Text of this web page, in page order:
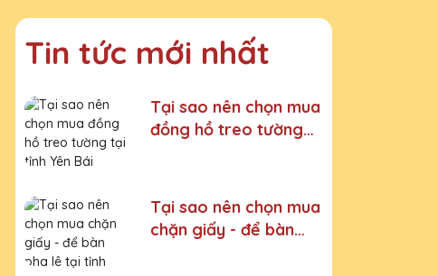
Tin tức mới nhất
Tại sao nên chọn mua
đồng hồ treo tường
Tại sao nên chọn mua
chặn giấy - để bàn